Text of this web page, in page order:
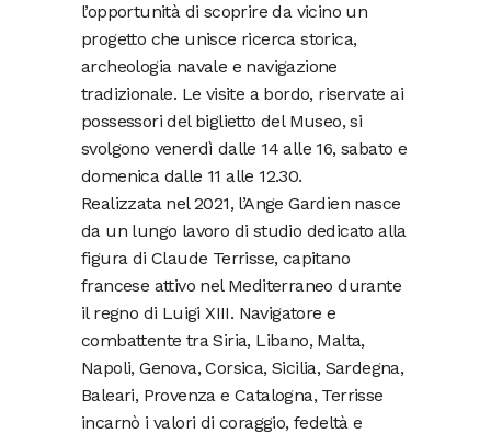
l’opportunità di scoprire da vicino un
progetto che unisce ricerca storica,
archeologia navale e navigazione
tradizionale. Le visite a bordo, riservate ai
possessori del biglietto del Museo, si
svolgono venerdì dalle 14 alle 16, sabato e
domenica dalle 11 alle 12.30.
Realizzata nel 2021, l’Ange Gardien nasce
da un lungo lavoro di studio dedicato alla
figura di Claude Terrisse, capitano
francese attivo nel Mediterraneo durante
il regno di Luigi XIII. Navigatore e
combattente tra Siria, Libano, Malta,
Napoli, Genova, Corsica, Sicilia, Sardegna,
Baleari, Provenza e Catalogna, Terrisse
incarnò i valori di coraggio, fedeltà e